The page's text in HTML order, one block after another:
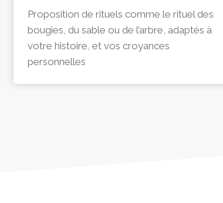
Proposition de rituels comme le rituel des
bougies, du sable ou de l’arbre, adaptés à
votre histoire, et vos croyances
personnelles